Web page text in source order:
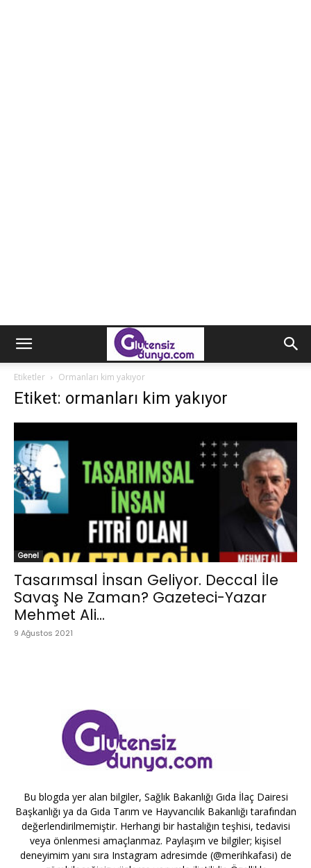
Etiketler Ormanları kim yakıyor
Etiket: ormanları kim yakıyor
Genel
Tasarımsal İnsan Geliyor. Deccal İle
Savaş Ne Zaman? Gazeteci-Yazar
Mehmet Ali...
9 Ağustos 2021
Bu blogda yer alan bilgiler, Sağlık Bakanlığı Gıda İlaç Dairesi
Başkanlığı ya da Gıda Tarım ve Hayvancılık Bakanlığı tarafından
değerlendirilmemiştir. Herhangi bir hastalığın teşhisi, tedavisi
veya önlenmesi amaçlanmaz. Paylaşım ve bilgiler; kişisel
deneyimim yanı sıra Instagram adresimde (@merihkafasi) de